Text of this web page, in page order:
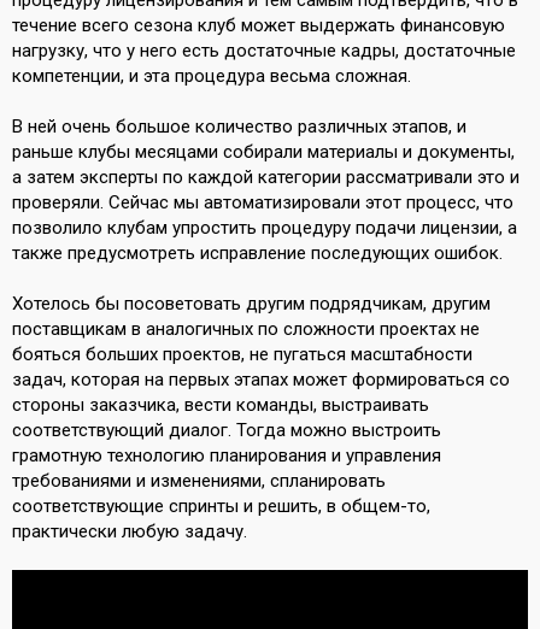
течение всего сезона клуб может выдержать финансовую
нагрузку, что у него есть достаточные кадры, достаточные
компетенции, и эта процедура весьма сложная.
В ней очень большое количество различных этапов, и
раньше клубы месяцами собирали материалы и документы,
а затем эксперты по каждой категории рассматривали это и
проверяли. Сейчас мы автоматизировали этот процесс, что
позволило клубам упростить процедуру подачи лицензии, а
также предусмотреть исправление последующих ошибок.
Хотелось бы посоветовать другим подрядчикам, другим
поставщикам в аналогичных по сложности проектах не
бояться больших проектов, не пугаться масштабности
задач, которая на первых этапах может формироваться со
стороны заказчика, вести команды, выстраивать
соответствующий диалог. Тогда можно выстроить
грамотную технологию планирования и управления
требованиями и изменениями, спланировать
соответствующие спринты и решить, в общем-то,
практически любую задачу.